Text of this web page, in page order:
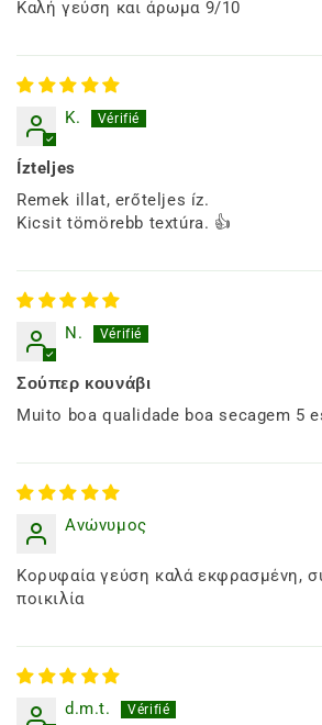
Καλή γεύση και άρωμα 9/10
K.
Ízteljes
Remek illat, erőteljes íz.
Kicsit tömörebb textúra. 👍
N.
Σούπερ κουνάβι
Muito boa qualidade boa secagem 5
Ανώνυμος
Κορυφαία γεύση καλά εκφρασμένη,
ποικιλία
d.m.t.